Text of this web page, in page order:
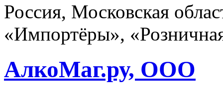
Россия, Московская
«Импортёры»,
АлкоМаг.ру, ООО